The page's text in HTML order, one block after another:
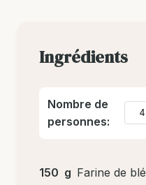
Ingrédients
Nombre de
personnes:
150 g Farine de blé